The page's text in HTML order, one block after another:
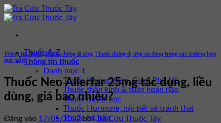
Bỏ
qua
dung
Thuốc A-Z
Thông tin thuốc
Danh mục 1
Thuốc Kháng Viêm, Giảm Phù Nề
Thuốc thần kinh & tuần hoàn não
Thuốc huyết học
Thuốc Hormone, nội tiết và tránh thai
Thuốc hô hấp
Thông tin thuốc,Thuốc chống dị ứng Thuốc chống dị ứng và dùng trong các trường hợp
quá mẫn
Thuốc Neo Allerfar 25mg tác dụng, liều
dùng, giá bao nhiêu?
Đăng vào 17/05/2022 bởiTra Cứu Thuốc Tây